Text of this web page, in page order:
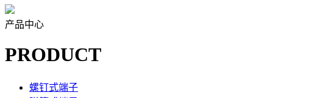
产品中心
PRODUCT
螺钉式端子